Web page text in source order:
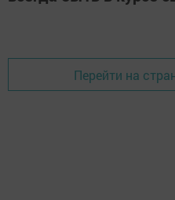
Перейти на